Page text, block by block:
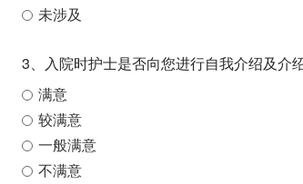
未涉及
3、入院时护士是否向您进行自我介绍及介
满意
较满意
一般满意
不满意